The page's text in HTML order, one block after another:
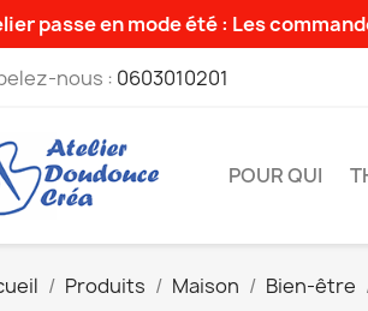
passe en mode été : Les
nous : 0603010201
POUR QUI
Produits Maison Bien-être